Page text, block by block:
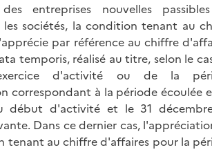
des entreprises nouvelles
sociétés, la condition tenant au
par référence au chiffre
temporis, réalisé au titre, selon le
d'activité ou de la
correspondant à la période écoulée
début d'activité et le 31
Dans ce dernier cas,
tenant au chiffre d'affaires pour la